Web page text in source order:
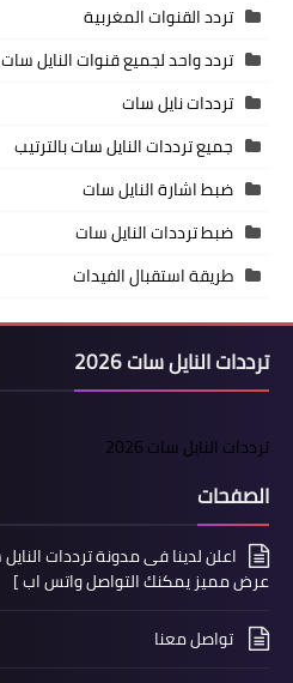
تردد القنوات المغربية
تردد واحد لجميع قنوات النايل سات 2025
ترددات نايل سات
جميع ترددات النايل سات بالترتيب
ضبط اشارة النايل سات
ضبط ترددات النايل سات
طريقة استقبال الفيدات
ترددات النايل سات 2026
ترددات النايل سات 2026
الصفحات
عرض مميز يمكنك التواصل واتس اب ]
تواصل معنا